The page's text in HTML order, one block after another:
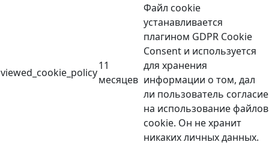
viewed_cookie_policy
11
месяцев
Файл cookie
устанавливается
плагином GDPR Cookie
Consent и используется
для хранения
информации о том, дал
ли пользователь согласие
на использование файлов
cookie. Он не хранит
никаких личных данных.